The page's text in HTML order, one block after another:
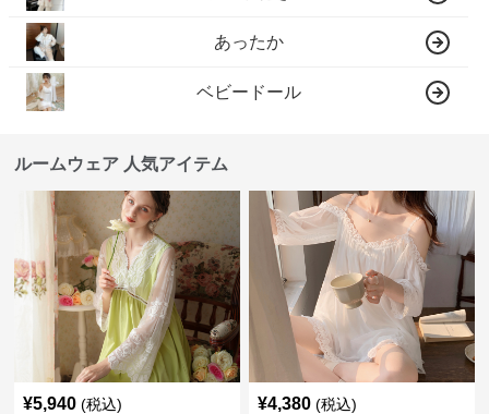
あったか
ベビードール
ルームウェア 人気アイテム
¥5,940 (税込) ¥4,380 (税込)